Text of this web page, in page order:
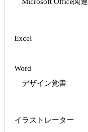
Excel
Word
デザイン覚書
イラストレーター